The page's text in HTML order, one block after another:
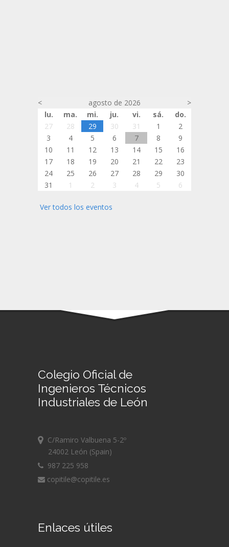
< agosto de 2026
>
lu.
ma. mi. ju. vi. sá.
do.
27
28 29 30 31 1
2
3
4 5 6 7 8
9
10
11 12 13 14 15
16
17
18 19 20 21 22
23
24
25 26 27 28 29
30
31
1 2 3 4 5 6
Ver todos los eventos
Colegio Oficial de
Ingenieros Técnicos
Industriales de León
C/Ramiro Valbuena 5-2º
24002 León (Spain)
987 225 958
copitile@copitile.es
Enlaces útiles